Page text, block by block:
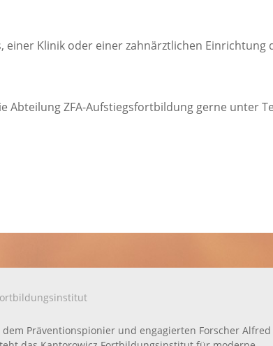
Klinik oder einer zahnärztlichen Einrichtung
Abteilung ZFA-Aufstiegsfortbildung gerne unter
Präventionspionier und engagierten Forscher Alfred